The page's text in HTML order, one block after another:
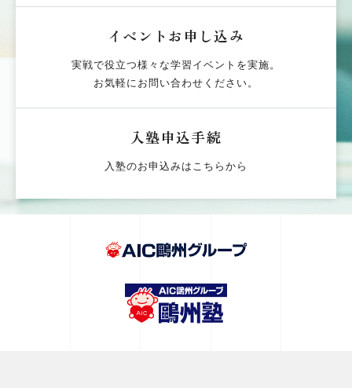
イベントお申し込み
実戦で役立つ様々な学習イベントを実施。
お気軽にお問い合わせください。
入塾申込手続
入塾のお申込みはこちらから